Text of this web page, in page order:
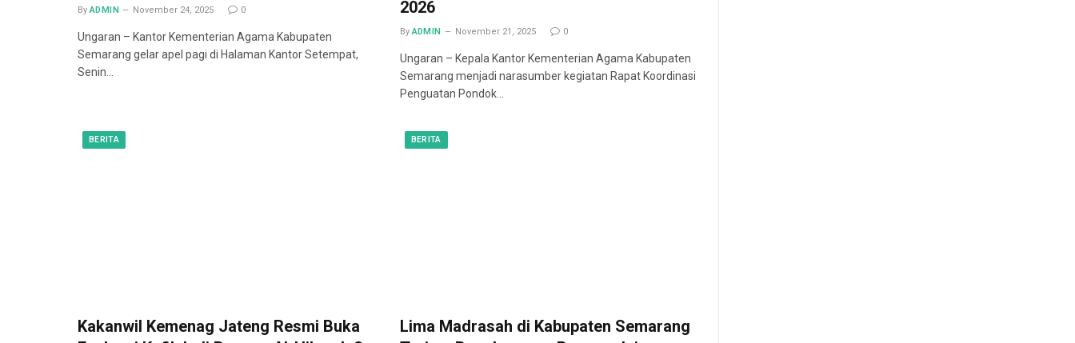
By ADMIN November 24, 2025 0
Ungaran – Kantor Kementerian Agama Kabupaten
Semarang gelar apel pagi di Halaman Kantor Setempat,
Senin…
2026
By ADMIN November 21, 2025 0
Ungaran – Kepala Kantor Kementerian Agama Kabupaten
Semarang menjadi narasumber kegiatan Rapat Koordinasi
Penguatan Pondok…
BERITA
Kakanwil Kemenag Jateng Resmi Buka
BERITA
Lima Madrasah di Kabupaten Semarang